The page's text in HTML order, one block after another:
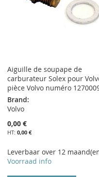
Aiguille de soupape de
carburateur Solex pour
pièce Volvo numéro
Brand:
Volvo
0,00 €
0,00 €
Leverbaar over 12
Voorraad info